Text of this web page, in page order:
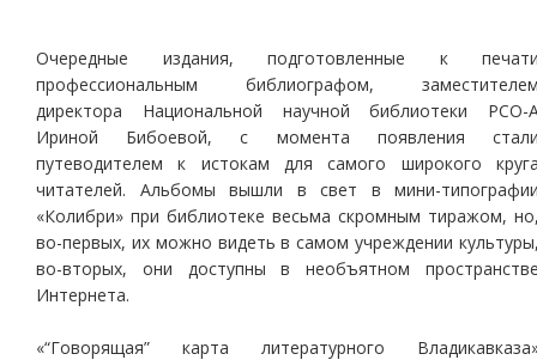
Очередные издания, подготовленные к
профессиональным библиографом,
директора Национальной научной библиотеки РСО-
Ириной Бибоевой, с момента появления
путеводителем к истокам для самого широкого
читателей. Альбомы вышли в свет в мини-
«Колибри» при библиотеке весьма скромным тиражом,
во-первых, их можно видеть в самом учреждении
во-вторых, они доступны в необъятном
Интернета.
«“Говорящая” карта литературного